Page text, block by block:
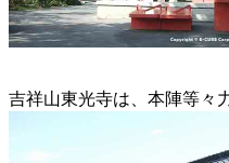
吉祥山東光寺は、本陣等々